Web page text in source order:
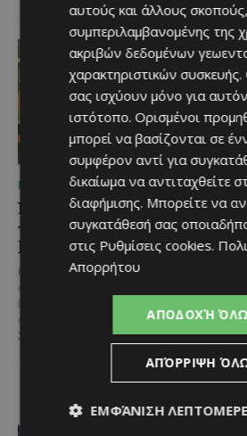
ΜΈΝΟΥΜΕ ΕΝΗΜΕΡΩΜΈΝΟΙ
Νέος Γενικός Διευθυντής
του Hilton Nicosia ο
Ilio Rodoni
Καθήκοντα Γενικού Διευθυντή
στο Hilton Nicosia αναλαμβάνει ο
Ilio Rodoni, παίρνοντας τη
σκυτάλη από τον κ. Εύρο
Στυλιανού,...
Η
Η
με το
αυτούς και άλλους σκοπούς,
συμπεριλαμβανομένης της
ακριβών δεδομένων
χαρακτηριστικών συσκευής.
σας ισχύουν μόνο για
ιστότοπο. Ορισμένοι
μπορεί να βασίζονται σε
συμφέρον αντί για
δικαίωμα να αντιταχθείτε
διαφήμισης. Μπορείτε να
συγκατάθεσή σας
στις Ρυθμίσεις cookies.
Απορρήτου
ΑΠΟΔΟΧΉ
ΑΠΌΡΡΙΨΗ
ΕΜΦΆΝΙΣΗ